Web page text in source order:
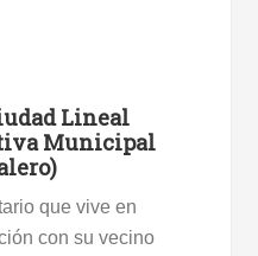
Lineal
Municipal
que vive en
con su vecino